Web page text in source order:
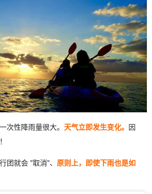
次性降雨量很大。 天气立即发生变化。 因
团就会 "取消"、 原则上，即使下雨也是如